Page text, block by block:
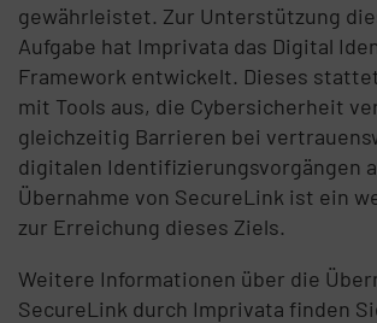
gewährleistet. Zur Unterstützung
Aufgabe hat Imprivata das Digital
Framework entwickelt. Dieses
mit Tools aus, die Cybersicherheit
gleichzeitig Barrieren bei
digitalen Identifizierungsvorgängen
Übernahme von SecureLink ist ein
zur Erreichung dieses Ziels.
Weitere Informationen über die
SecureLink durch Imprivata finden